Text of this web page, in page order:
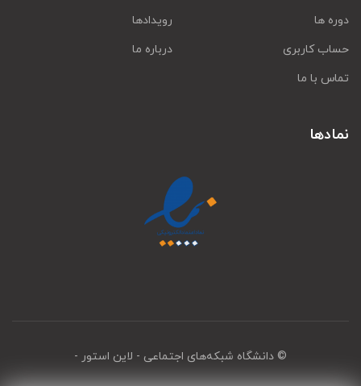
دوره ها
رویدادها
حساب کاربری
درباره ما
تماس با ما
نمادها
© دانشگاه شبکه‌های اجتماعی - لاین استور -